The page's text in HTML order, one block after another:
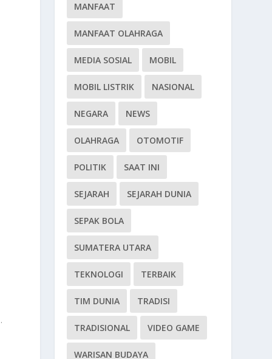
MANFAAT
MANFAAT OLAHRAGA
MEDIA SOSIAL MOBIL
MOBIL LISTRIK NASIONAL
NEGARA NEWS
OLAHRAGA OTOMOTIF
POLITIK SAAT INI
SEJARAH SEJARAH DUNIA
SEPAK BOLA
SUMATERA UTARA
TEKNOLOGI TERBAIK
TIM DUNIA TRADISI
TRADISIONAL VIDEO GAME
WARISAN BUDAYA